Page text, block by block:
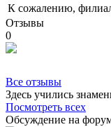
К сожалению,
Отзывы
0
Все отзывы
Здесь учились
Посмотреть всех
Обсуждение на